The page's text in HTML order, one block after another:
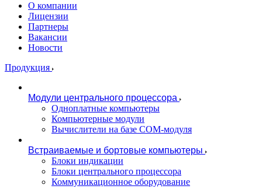
О компании
Лицензии
Партнеры
Вакансии
Новости
Продукция
Модули центрального процессора
Одноплатные компьютеры
Компьютерные модули
Вычислители на базе COM-модуля
Встраиваемые и бортовые компьютеры
Блоки индикации
Блоки центрального процессора
Коммуникационное оборудование